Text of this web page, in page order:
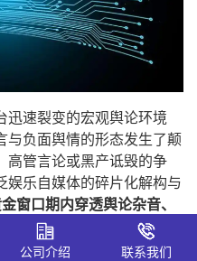
迅速裂变的宏观舆论环境
与负面舆情的形态发生了颠
高管言论或黑产诋毁的争
娱乐自媒体的碎片化解构与
窗口期内穿透舆论杂音、
证据，已成为现代企业商誉
公司介绍 联系我们